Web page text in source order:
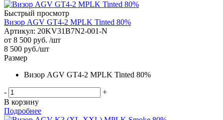
Быстрый просмотр
Визор AGV GT4-2 MPLK Tinted 80%
Артикул: 20KV31B7N2-001-N
от 8 500 руб. /шт
8 500 руб./шт
Размер
Визор AGV GT4-2 MPLK Tinted 80%
-
+
В корзину
Подробнее